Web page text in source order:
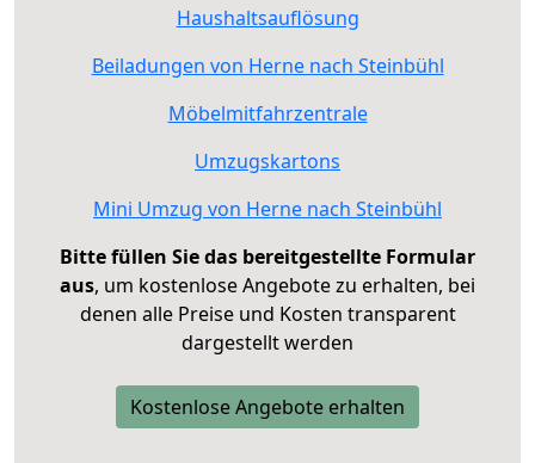
Haushaltsauflösung
Beiladungen von Herne nach Steinbühl
Möbelmitfahrzentrale
Umzugskartons
Mini Umzug von Herne nach Steinbühl
Bitte füllen Sie das bereitgestellte Formular
aus, um kostenlose Angebote zu erhalten, bei
denen alle Preise und Kosten transparent
dargestellt werden
Kostenlose Angebote erhalten